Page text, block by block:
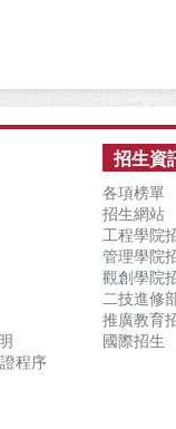
程序
招生資
各項榜單
招生網站
工程學院
管理學院
觀創學院
二技進修
推廣教育
國際招生